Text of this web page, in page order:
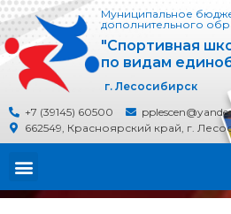
Муниципальное
дополнительного
"Спортивная
по видам
г. Лесосибирск
+7 (39145) 60500
662549, Красноярский край, г.